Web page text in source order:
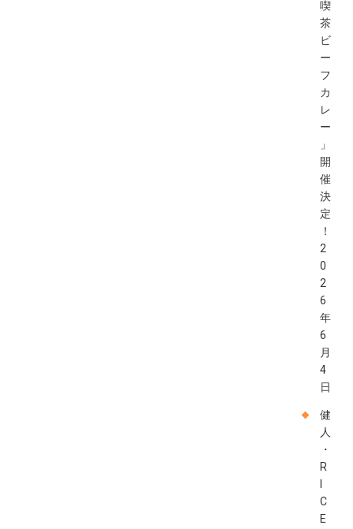
喫
茶
ビ
ー
フ
カ
レ
ー
」
開
催
決
定
！
2
0
2
6
年
6
月
4
日
健
人
・
R
C
E